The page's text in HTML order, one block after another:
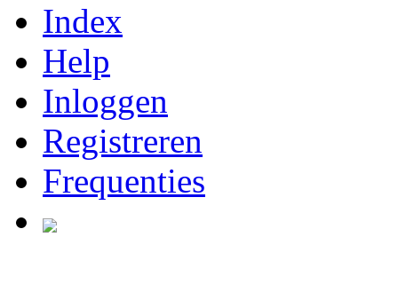
Index
Help
Inloggen
Registreren
Frequenties